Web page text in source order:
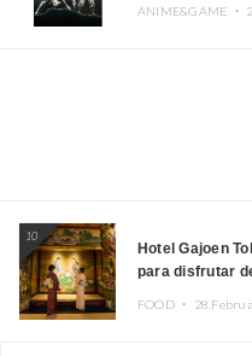
ANIME&GAME ・
10
Hotel Gajoen
para disfrutar
FOOD ・